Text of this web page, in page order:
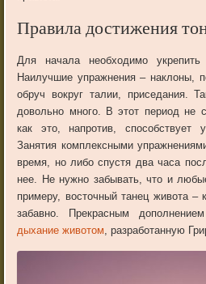
Правила достижения
Для начала необходимо
Наилучшие упражнения – наклоны,
обруч вокруг талии, приседания.
довольно много. В этот период не
как это, напротив, способствует
Занятия комплекcными
время, но либо спустя два часа
нее. Не нужно забывать, что и
примеру, восточный танец живота –
забавно. Прекрасным
дыхание животом , разработанную